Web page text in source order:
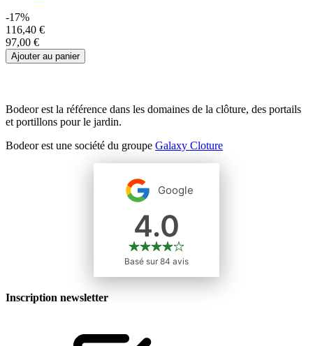
-17%
116,40 €
97,00 €
Ajouter au panier
Bodeor est la référence dans les domaines de la clôture, des portails
et portillons pour le jardin.
Bodeor est une société du groupe Galaxy Cloture
Inscription newsletter